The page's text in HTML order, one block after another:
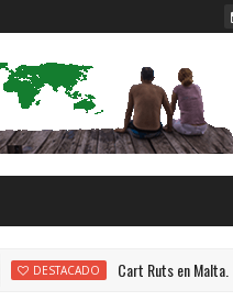
Cart Ruts en Malta.